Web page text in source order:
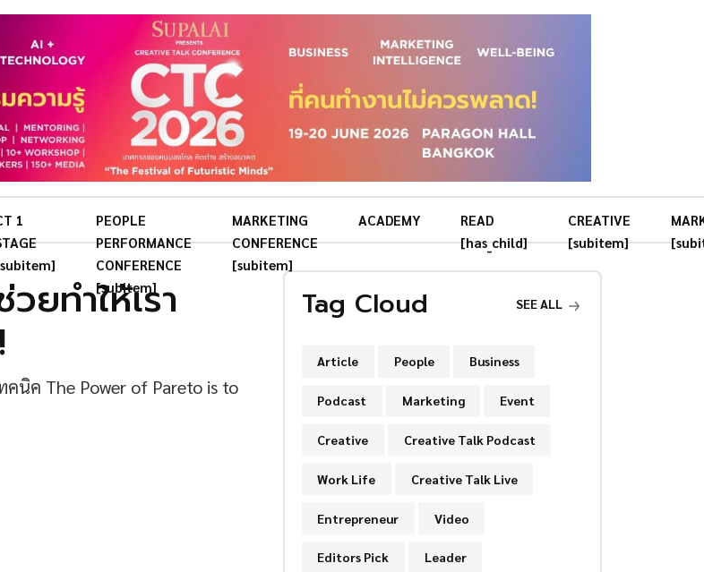
1
PEOPLE
PERFORMANCE
CONFERENCE
[subitem]
MARKETING
CONFERENCE
[subitem]
ACADEMY
READ
[has_child]
CREATIVE
[subitem]
ยทำให้เรา
นิค The Power of Pareto is to
Tag Cloud SEE ALL
Article People Business
Podcast Marketing Event
Creative Creative Talk Podcast
Work Life Creative Talk Live
Entrepreneur Video
Editors Pick Leader